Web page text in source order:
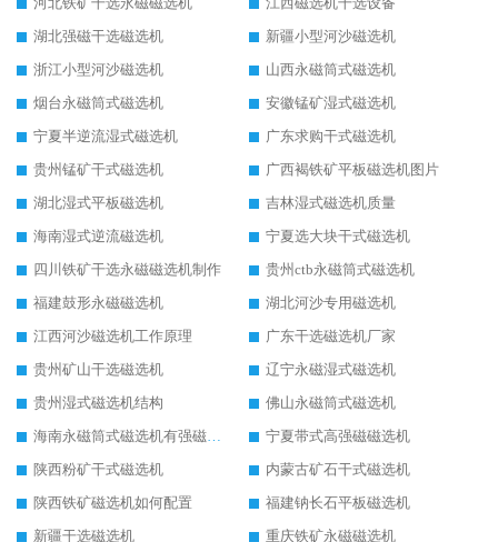
湖北强磁干选磁选机
新疆小型河沙磁选机
浙江小型河沙磁选机
山西永磁筒式磁选机
烟台永磁筒式磁选机
安徽锰矿湿式磁选机
宁夏半逆流湿式磁选机
广东求购干式磁选机
贵州锰矿干式磁选机
广西褐铁矿平板磁选机图片
湖北湿式平板磁选机
吉林湿式磁选机质量
海南湿式逆流磁选机
宁夏选大块干式磁选机
四川铁矿干选永磁磁选机制作
贵州ctb永磁筒式磁选机
福建鼓形永磁磁选机
湖北河沙专用磁选机
江西河沙磁选机工作原理
广东干选磁选机厂家
贵州矿山干选磁选机
辽宁永磁湿式磁选机
贵州湿式磁选机结构
佛山永磁筒式磁选机
海南永磁筒式磁选机有强磁的吗
宁夏带式高强磁磁选机
陕西粉矿干式磁选机
内蒙古矿石干式磁选机
陕西铁矿磁选机如何配置
福建钠长石平板磁选机
新疆干选磁选机
重庆铁矿永磁磁选机